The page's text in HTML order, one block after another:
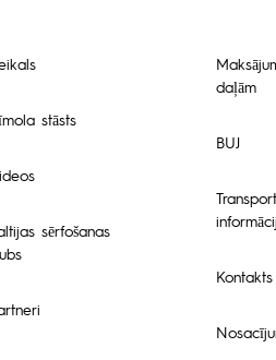
stāsts
sērfošanas
daļām
BUJ
Kontakts